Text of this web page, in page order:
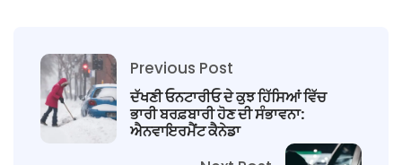
Previous Post
ਦੱਖਣੀ ਓਨਟਾਰੀਓ ਦੇ ਕੁਝ ਹਿੱਸਿਆਂ ਵਿੱਚ
ਭਾਰੀ ਬਰਫ਼ਬਾਰੀ ਹੋਣ ਦੀ ਸੰਭਾਵਨਾ:
ਐਨਵਾਇਰਮੈਂਟ ਕੈਨੇਡਾ